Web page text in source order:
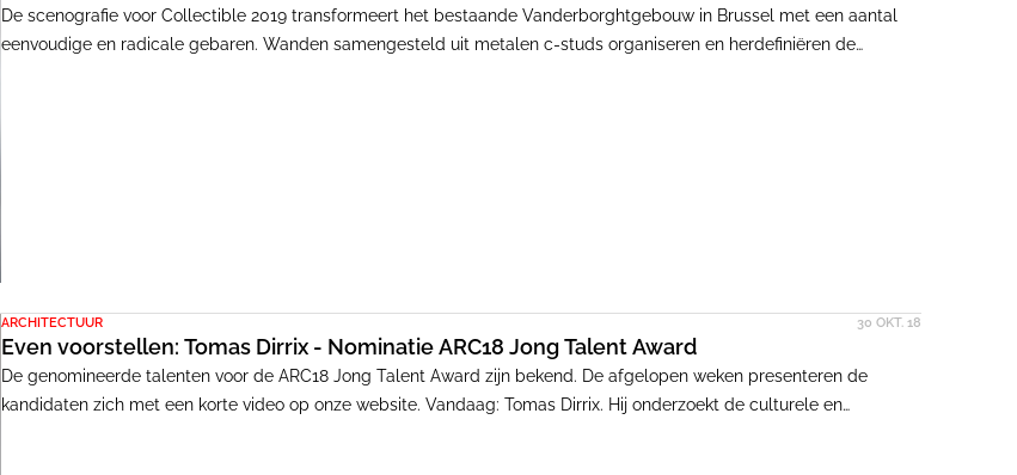
De scenografie voor Collectible 2019 transformeert het bestaande Vanderborghtgebouw in Brussel met een aantal
eenvoudige en radicale gebaren. Wanden samengesteld uit metalen c-studs organiseren en herdefiniëren de
ARCHITECTUUR 30 OKT. 18
Even voorstellen: Tomas Dirrix - Nominatie ARC18 Jong Talent Award
De genomineerde talenten voor de ARC18 Jong Talent Award zijn bekend. De afgelopen weken presenteren de
kandidaten zich met een korte video op onze website. Vandaag: Tomas Dirrix. Hij onderzoekt de culturele en